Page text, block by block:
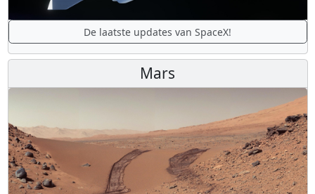
De laatste updates van SpaceX!
Mars